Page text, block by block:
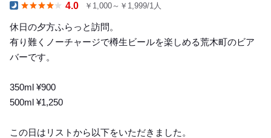
4.0 ￥1,000～￥1,999/1人
休日の夕方ふらっと訪問。
有り難くノーチャージで樽生ビールを楽しめる荒木町のビア
バーです。
350ml ¥900
500ml ¥1,250
この日はリストから以下をいただきました。